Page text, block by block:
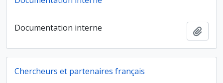
Documentation interne
Chercheurs et partenaires français